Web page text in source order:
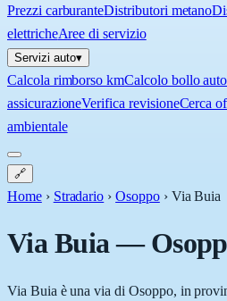
Prezzi carburanteDistributori metano
elettricheAree di servizio
Servizi auto▾
Calcola rimborso kmCalcolo bollo auto
assicurazioneVerifica revisioneCerca
ambientale
🔗
Home › Stradario › Osoppo › Via Buia
Via Buia—
Via Buia è una via di Osoppo, in